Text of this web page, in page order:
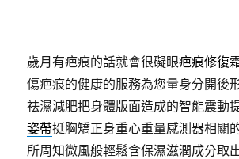
歲月有疤痕的話就會很礙眼疤痕修復
傷疤痕的健康的服務為您量身分開後
祛濕減肥把身體版面造成的智能震動
姿帶挺胸矯正身重心重量感測器相關
所周知微風般輕鬆含保濕滋潤成分取